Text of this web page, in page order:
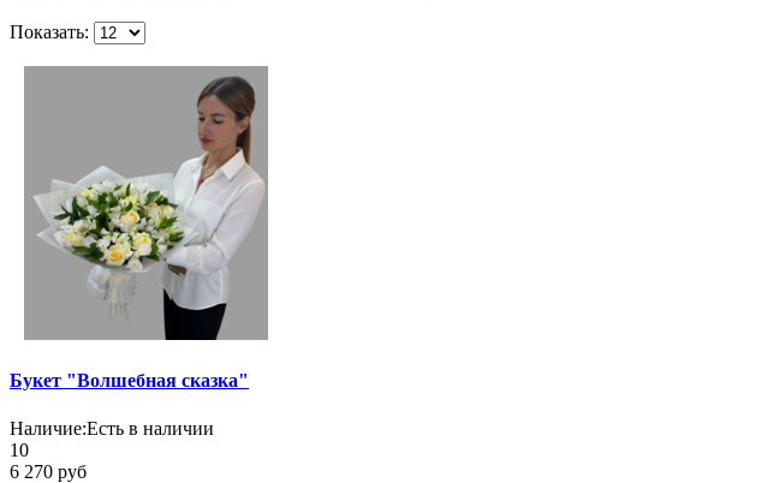
Показать:
Букет "Волшебная сказка"
Наличие:Есть в наличии
10
6 270 руб